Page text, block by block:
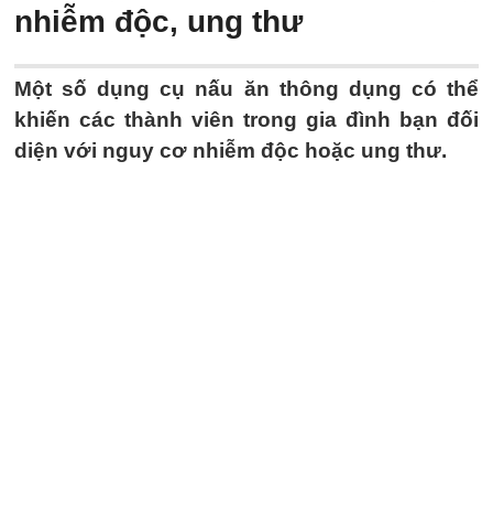
nhiễm độc, ung thư
Một số dụng cụ nấu ăn thông dụng có thể
khiến các thành viên trong gia đình bạn đối
diện với nguy cơ nhiễm độc hoặc ung thư.